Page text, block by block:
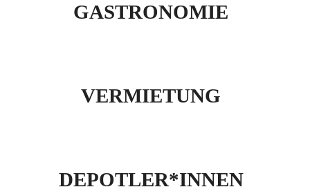
GASTRONOMIE
VERMIETUNG
DEPOTLER*INNEN